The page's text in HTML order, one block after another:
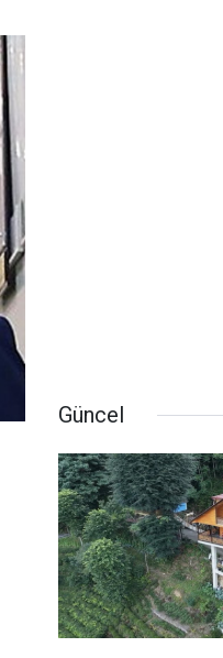
Güncel